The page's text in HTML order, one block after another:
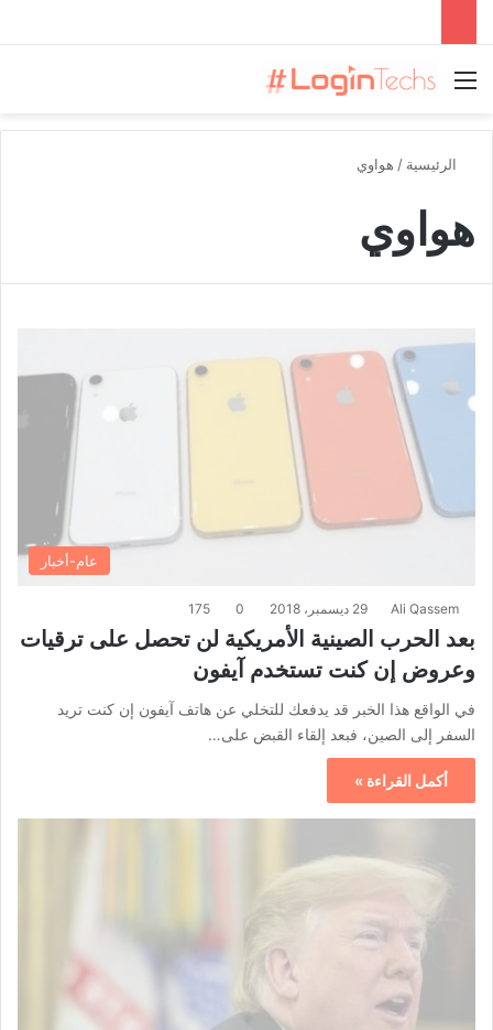
القائمة
الرئيسية / هواوي
هواوي
عام-أخبار
Ali Qassem 29 ديسمبر، 2018 0
175
بعد الحرب الصينية الأمريكية لن تحصل على ترقيات
وعروض إن كنت تستخدم آيفون
في الواقع هذا الخبر قد يدفعك للتخلي عن هاتف آيفون إن كنت تريد
السفر إلى الصين، فبعد إلقاء القبض على…
أكمل القراءة »